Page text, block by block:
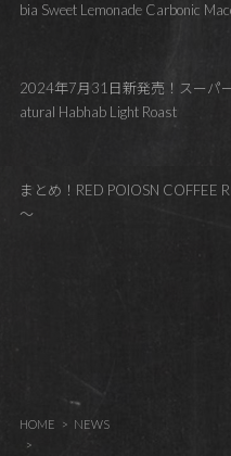
bia Sweet Lemonade Carbonic
2024年7月31日新発売！スーパ
atural Habhab Light Roast
まとめ！RED POIOSN COFFEE
～
HOME NEWS